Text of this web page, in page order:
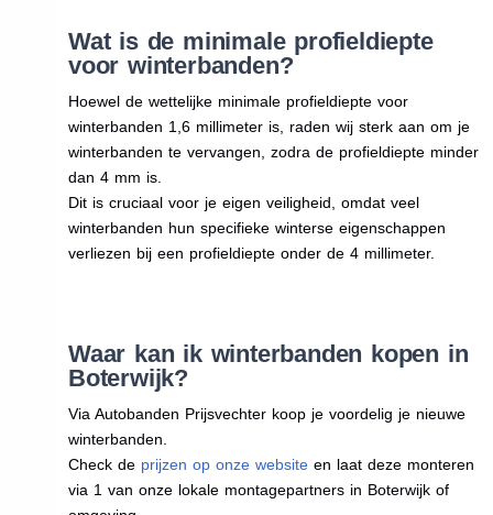
Wat is de minimale profieldiepte
voor winterbanden?
Hoewel de wettelijke minimale profieldiepte voor
winterbanden 1,6 millimeter is, raden wij sterk aan om je
winterbanden te vervangen, zodra de profieldiepte minder
dan 4 mm is.
Dit is cruciaal voor je eigen veiligheid, omdat veel
winterbanden hun specifieke winterse eigenschappen
verliezen bij een profieldiepte onder de 4 millimeter.
Waar kan ik winterbanden kopen in
Boterwijk?
Via Autobanden Prijsvechter koop je voordelig je nieuwe
winterbanden.
Check de prijzen op onze websiteen laat deze monteren
via 1 van onze lokale montagepartners in Boterwijk of